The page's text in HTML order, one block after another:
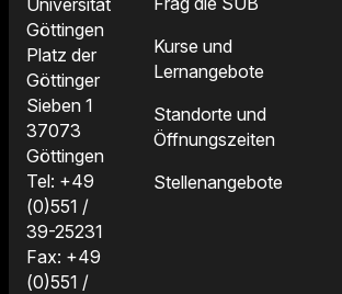
Göttingen
Platz der
Göttinger
Sieben 1
37073
Göttingen
Tel: +49
(0)551 /
39-25231
Fax: +49
(0)551 /
Kurse und
Lernangebote
Standorte und
Öffnungszeiten
Stellenangebote